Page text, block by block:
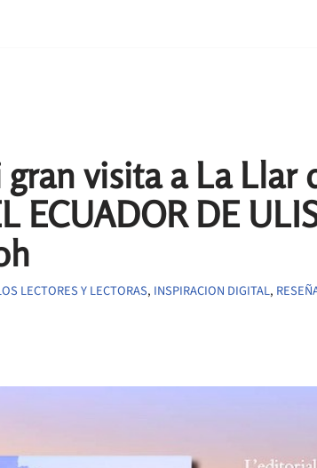
gran visita a La
ECUADOR DE
LECTORES Y LECTORAS, INSPIRACION DIGITAL,